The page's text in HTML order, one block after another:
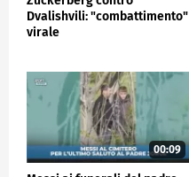
Dvalishvili: "combattimento"
virale
00:09